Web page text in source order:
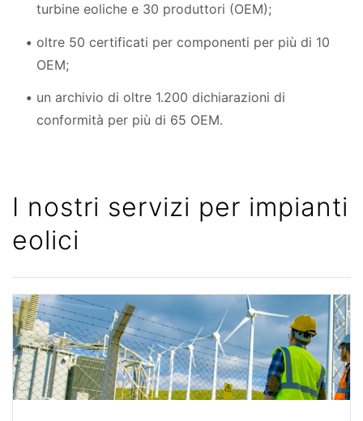
turbine eoliche e 30 produttori (OEM);
oltre 50 certificati per componenti per più di 10
OEM;
un archivio di oltre 1.200 dichiarazioni di
conformità per più di 65 OEM.
I nostri servizi per impianti
eolici